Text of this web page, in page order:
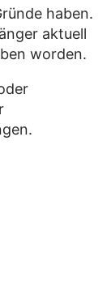
haben.
aktuell
worden.